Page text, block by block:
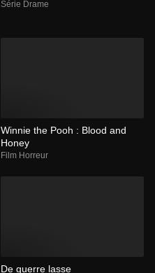
Série Drame
Winnie the Pooh : Blood and
Honey
Film Horreur
De guerre lasse